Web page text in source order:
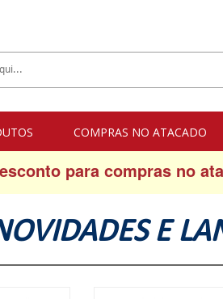
COMPRAS NO ATACADO
para compras no
E